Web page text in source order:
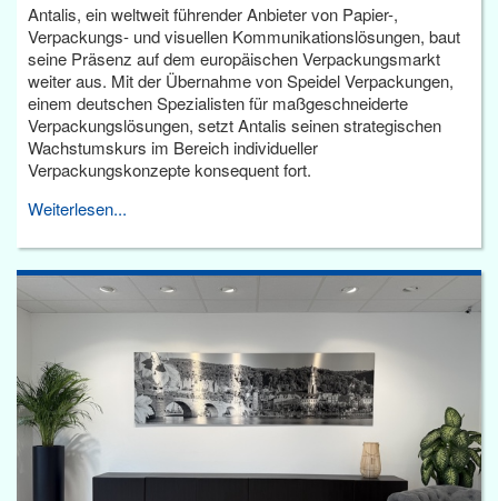
Antalis, ein weltweit führender Anbieter von Papier-,
Verpackungs- und visuellen Kommunikationslösungen, baut
seine Präsenz auf dem europäischen Verpackungsmarkt
weiter aus. Mit der Übernahme von Speidel Verpackungen,
einem deutschen Spezialisten für maßgeschneiderte
Verpackungslösungen, setzt Antalis seinen strategischen
Wachstumskurs im Bereich individueller
Verpackungskonzepte konsequent fort.
Weiterlesen...